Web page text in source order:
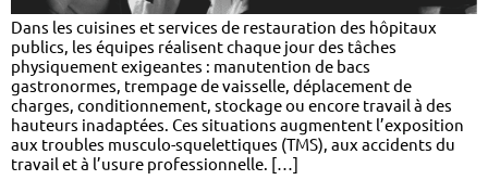
Dans les cuisines et services de restauration des hôpitaux
publics, les équipes réalisent chaque jour des tâches
physiquement exigeantes : manutention de bacs
gastronormes, trempage de vaisselle, déplacement de
charges, conditionnement, stockage ou encore travail à des
hauteurs inadaptées. Ces situations augmentent l’exposition
aux troubles musculo-squelettiques (TMS), aux accidents du
travail et à l’usure professionnelle. […]